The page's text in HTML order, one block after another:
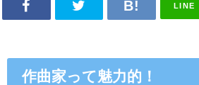
LINE
作曲家って魅力的！